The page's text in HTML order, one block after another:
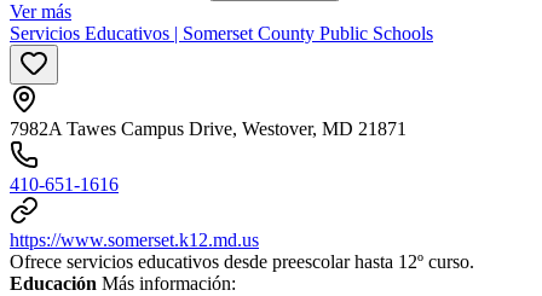
Ver más
Servicios Educativos | Somerset County Public Schools
7982A Tawes Campus Drive, Westover, MD 21871
410-651-1616
https://www.somerset.k12.md.us
Ofrece servicios educativos desde preescolar hasta 12º curso.
Educación Más información: